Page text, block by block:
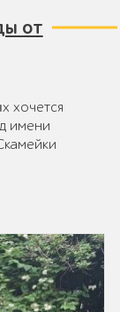
от
хочется
имени